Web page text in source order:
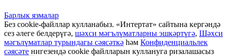
Барлык язмалар
Без cookie-файллар кулланабыз. «Интертат» сайтына кергәндә
сез әлеге белдерүгә, шәхси мәгълүматларны эшкәртүгә, Шәхси
мәгълүматлар турындагы сәясәткә һәм Конфиденциальлек
сәясәте нигезендә cookie файлларын куллануга ризалашасыз